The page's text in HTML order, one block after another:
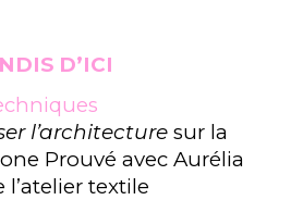
D’ICI
l’architecturesur la
Prouvé avec Aurélia
l’atelier textile